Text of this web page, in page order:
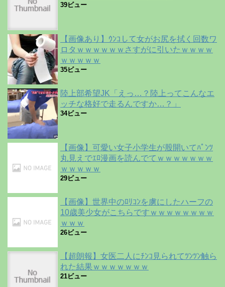
39ビュー
【画像あり】ｳﾝｺして女がお尻を拭く回数ワ
ロタｗｗｗｗｗｗさすがに引いたｗｗｗｗ
ｗｗｗｗｗ
35ビュー
陸上部希望JK「えっ…？陸上ってこんなエ
ッチな格好で走るんですか…？」
34ビュー
【画像】可愛い女子小学生が股開いてﾊﾟﾝﾂ
丸見えでｴﾛ漫画を読んでてｗｗｗｗｗｗｗ
ｗｗｗｗｗ
29ビュー
【画像】世界中のﾛﾘｺﾝを虜にしたハーフの
10歳美少女がこちらですｗｗｗｗｗｗｗｗ
ｗｗｗ
26ビュー
【超朗報】女医二人にﾁﾝｺ見られてﾂﾝﾂﾝ触ら
れた結果ｗｗｗｗｗｗｗ
21ビュー